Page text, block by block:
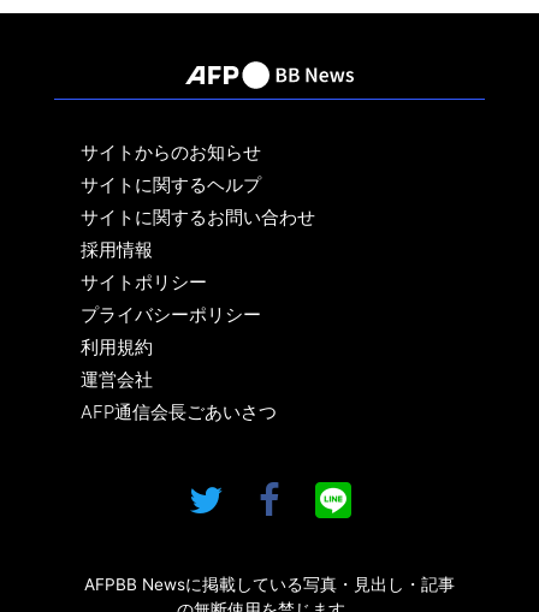
サイトからのお知らせ
サイトに関するヘルプ
サイトに関するお問い合わせ
採用情報
サイトポリシー
プライバシーポリシー
利用規約
運営会社
AFP通信会長ごあいさつ
AFPBB Newsに掲載している写真・見出し・記事